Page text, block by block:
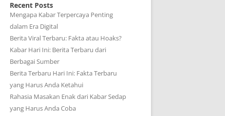
Recent Posts
Mengapa Kabar Terpercaya Penting
dalam Era Digital
Berita Viral Terbaru: Fakta atau Hoaks?
Kabar Hari Ini: Berita Terbaru dari
Berbagai Sumber
Berita Terbaru Hari Ini: Fakta Terbaru
yang Harus Anda Ketahui
Rahasia Masakan Enak dari Kabar Sedap
yang Harus Anda Coba